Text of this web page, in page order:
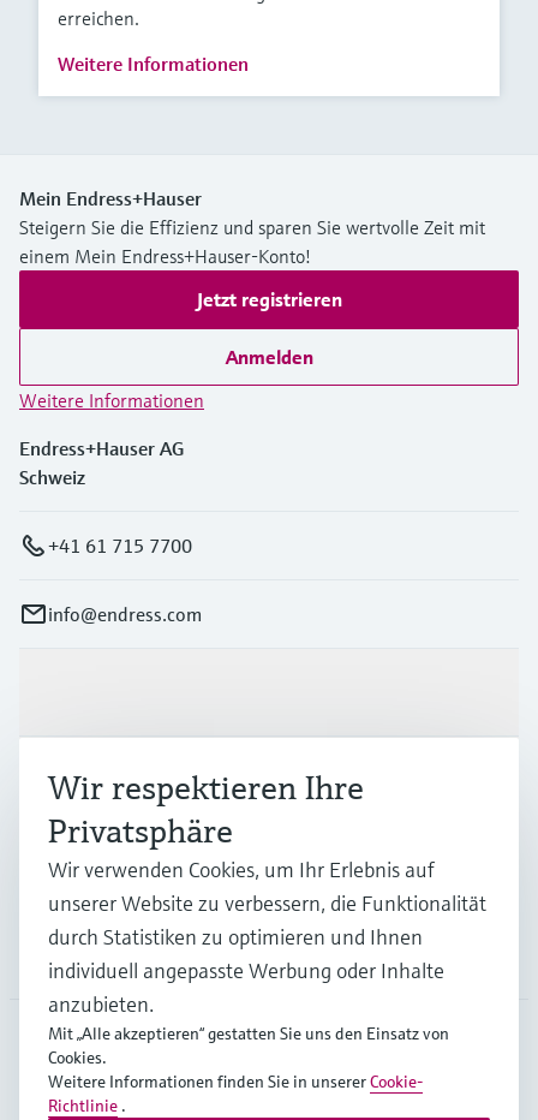
erreichen.
Weitere Informationen
Mein Endress+Hauser
Steigern Sie die Effizienz und sparen Sie wertvolle Zeit mit
einem Mein Endress+Hauser-Konto!
Jetzt registrieren
Anmelden
Weitere Informationen
Endress+Hauser AG
Schweiz
+41 61 715 7700
info@endress.com
Branchen
Support
GLB • Deutsch
Wir respektieren Ihre
Privatsphäre
Wir verwenden Cookies, um Ihr Erlebnis auf
unserer Website zu verbessern, die Funktionalität
durch Statistiken zu optimieren und Ihnen
individuell angepasste Werbung oder Inhalte
anzubieten.
Mit „Alle akzeptieren“ gestatten Sie uns den Einsatz von
Cookies.
Weitere Informationen finden Sie in unsererCookie-
Richtlinie .